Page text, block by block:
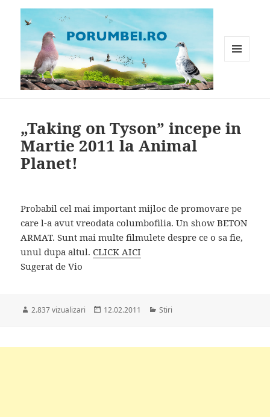
„Taking on Tyson” incepe in
Martie 2011 la Animal
Planet!
Probabil cel mai important mijloc de promovare pe
care l-a avut vreodata columbofilia. Un show BETON
ARMAT. Sunt mai multe filmulete despre ce o sa fie,
unul dupa altul. CLICK AICI
Sugerat de Vio
2.837 vizualizari
Publicat
12.02.2011 Categorii
Stiri